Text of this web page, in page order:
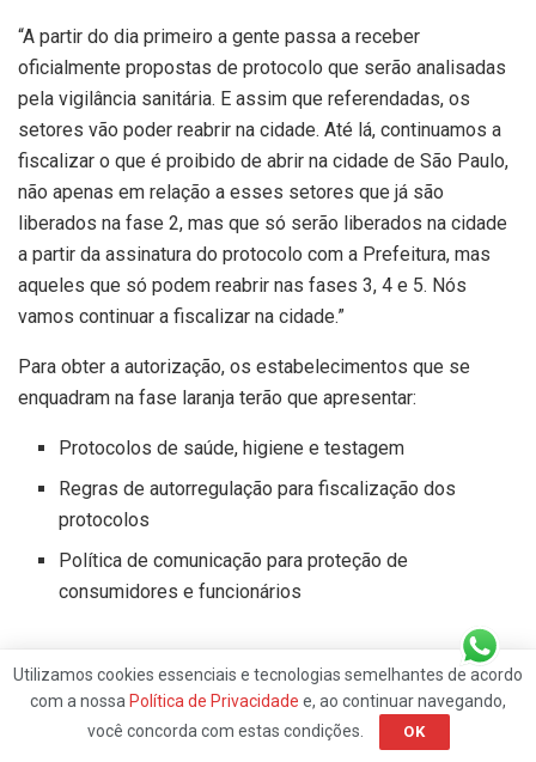
“A partir do dia primeiro a gente passa a receber
oficialmente propostas de protocolo que serão analisadas
pela vigilância sanitária. E assim que referendadas, os
setores vão poder reabrir na cidade. Até lá, continuamos a
fiscalizar o que é proibido de abrir na cidade de São Paulo,
não apenas em relação a esses setores que já são
liberados na fase 2, mas que só serão liberados na cidade
a partir da assinatura do protocolo com a Prefeitura, mas
aqueles que só podem reabrir nas fases 3, 4 e 5. Nós
vamos continuar a fiscalizar na cidade.”
Para obter a autorização, os estabelecimentos que se
enquadram na fase laranja terão que apresentar:
Protocolos de saúde, higiene e testagem
Regras de autorregulação para fiscalização dos
protocolos
Política de comunicação para proteção de
consumidores e funcionários
A partir de segunda-feira dia (1°) o portal estará pronto para
receber das entidades os protocolos sugeridos:
Utilizamos cookies essenciais e tecnologias semelhantes de acordo
com a nossa Política de Privacidade e, ao continuar navegando,
você concorda com estas condições.
OK